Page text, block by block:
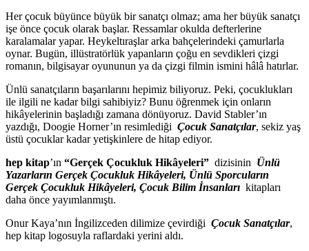
Her çocuk büyünce büyük bir sanatçı olmaz; ama her büyük sanatçı
işe önce çocuk olarak başlar. Ressamlar okulda defterlerine
karalamalar yapar. Heykeltıraşlar arka bahçelerindeki çamurlarla
oynar. Bugün, illüstratörlük yapanların çoğu en sevdikleri çizgi
romanın, bilgisayar oyununun ya da çizgi filmin ismini hâlâ hatırlar.
Ünlü sanatçıların başarılarını hepimiz biliyoruz. Peki, çocuklukları
ile ilgili ne kadar bilgi sahibiyiz? Bunu öğrenmek için onların
hikâyelerinin başladığı zamana dönüyoruz. David Stabler’ın
yazdığı, Doogie Horner’ın resimlediği Çocuk Sanatçılar, sekiz yaş
üstü çocuklar kadar yetişkinlere de hitap ediyor.
hep kitap’ın “Gerçek Çocukluk Hikâyeleri” dizisinin Ünlü
Yazarların Gerçek Çocukluk Hikâyeleri, Ünlü Sporcuların
Gerçek Çocukluk Hikâyeleri, Çocuk Bilim İnsanları kitapları
daha önce yayımlanmıştı.
Onur Kaya’nın İngilizceden dilimize çevirdiği Çocuk Sanatçılar,
hep kitap logosuyla raflardaki yerini aldı.